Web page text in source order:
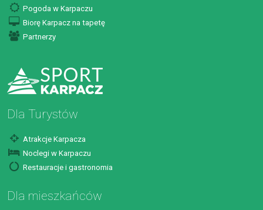
Pogoda w Karpaczu
Biorę Karpacz na tapetę
Partnerzy
Dla Turystów
Atrakcje Karpacza
Noclegi w Karpaczu
Restauracje i gastronomia
Dla mieszkańców